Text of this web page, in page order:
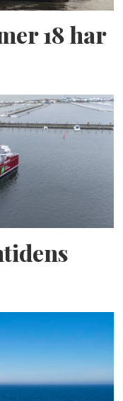
18 har